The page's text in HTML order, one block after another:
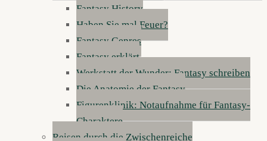
Fantasy History
Haben Sie mal Feuer?
Fantasy Genres
Fantasy erklärt
Werkstatt der Wunder: Fantasy schreiben
Die Anatomie der Fantasy
Figurenklinik: Notaufnahme für Fantasy-
Charaktere
Reisen durch die Zwischenreiche